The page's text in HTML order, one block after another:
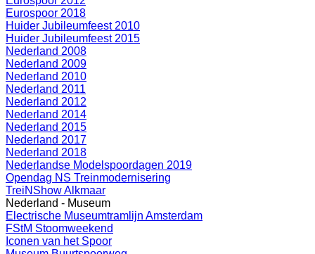
Eurospoor 2018
Huider Jubileumfeest 2010
Huider Jubileumfeest 2015
Nederland 2008
Nederland 2009
Nederland 2010
Nederland 2011
Nederland 2012
Nederland 2014
Nederland 2015
Nederland 2017
Nederland 2018
Nederlandse Modelspoordagen 2019
Opendag NS Treinmodernisering
TreiNShow Alkmaar
Nederland - Museum
Electrische Museumtramlijn Amsterdam
FStM Stoomweekend
Iconen van het Spoor